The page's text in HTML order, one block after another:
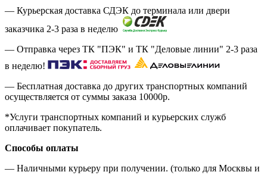
— Курьерская доставка СДЭК до терминала или двери
заказчика 2-3 раза в неделю
— Отправка через ТК "ПЭК" и ТК "Деловые линии" 2-3 раза
в неделю!
— Бесплатная доставка до других транспортных компаний
осуществляется от суммы заказа 10000р.
*Услуги транспортных компаний и курьерских служб
оплачивает покупатель.
Способы оплаты
— Наличными курьеру при получении. (только для Москвы и